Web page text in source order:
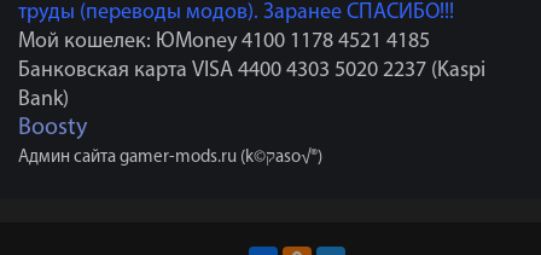
труды (переводы модов). Заранее СПАСИБО!!!
Мой кошелек: ЮMoney 4100 1178 4521 4185
Банковская карта VISA 4400 4303 5020 2237 (Kaspi
Bank)
Boosty
Админ сайта gamer-mods.ru (k©קaso√®)